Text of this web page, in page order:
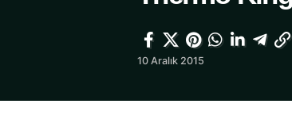
10 Aralık 2015